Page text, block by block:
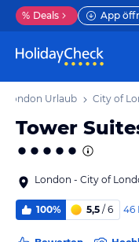
% Deals App
London Urlaub City of
Tower
London - City of
100% 5,5 / 6 46